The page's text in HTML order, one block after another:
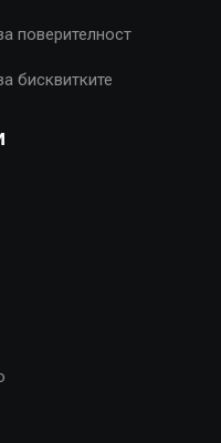
поверителност
бисквитките